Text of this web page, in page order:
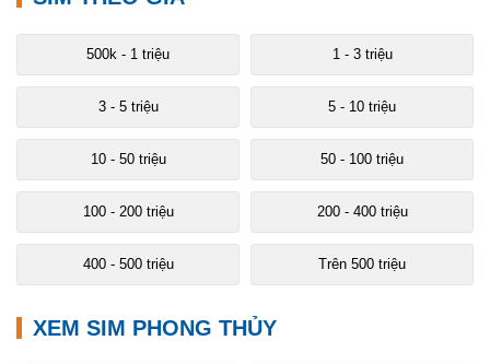
500k - 1 triệu 1 - 3 triệu
3 - 5 triệu 5 - 10 triệu
10 - 50 triệu 50 - 100 triệu
100 - 200 triệu 200 - 400 triệu
400 - 500 triệu Trên 500 triệu
XEM SIM PHONG THỦY